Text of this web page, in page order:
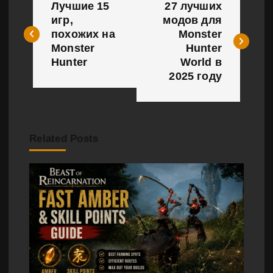
в
ц
и
п
Лучшие 15
игр,
похожих на
Monster
Hunter
27 лучших
модов для
Monster
Hunter
World в
2025 году
Related Posts